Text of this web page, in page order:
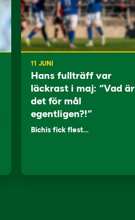
11 JUNI
Hans fullträff var
läckrast i maj: “Vad är
det för mål
egentligen?!”
Bichis fick flest…